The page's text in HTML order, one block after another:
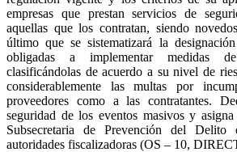
empresas que prestan servicios de
aquellas que los contratan, siendo
último que se sistematizará la
obligadas a implementar medidas
clasificándolas de acuerdo a su nivel de
considerablemente las multas por
proveedores como a las contratantes.
seguridad de los eventos masivos y
Subsecretaria de Prevención del
autoridades fiscalizadoras (OS – 10,